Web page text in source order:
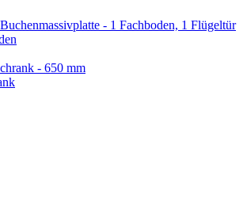
- 1 Fachboden, 1 Flügeltür